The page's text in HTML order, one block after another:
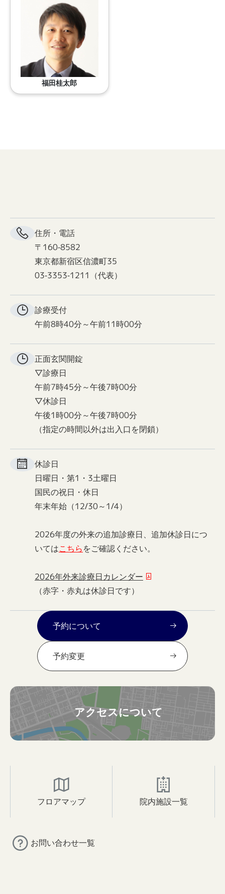
福田桂太郎
住所・電話
〒160-8582
東京都新宿区信濃町35
03-3353-1211（代表）
診療受付
午前8時40分～午前11時00分
正面玄関開錠
▽診療日
午前7時45分～午後7時00分
▽休診日
午後1時00分～午後7時00分
（指定の時間以外は出入口を閉鎖）
休診日
日曜日・第1・3土曜日
国民の祝日・休日
年末年始（12/30～1/4）
2026年度の外来の追加診療日、追加休診日につ
いてはこちらをご確認ください。
2026年外来診療日カレンダー
（赤字・赤丸は休診日です）
予約について
予約変更
アクセスについて
フロアマップ 院内施設一覧
お問い合わせ一覧